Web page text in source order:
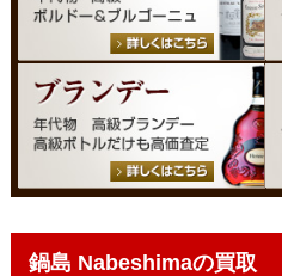
鍋島 Nabeshimaの買取